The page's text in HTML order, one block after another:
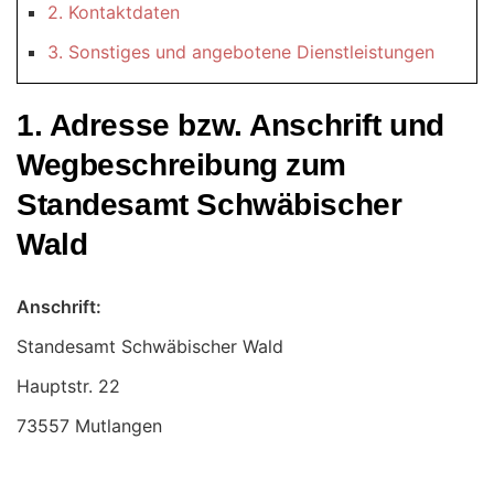
2. Kontaktdaten
3. Sonstiges und angebotene Dienstleistungen
1. Adresse bzw. Anschrift und
Wegbeschreibung zum
Standesamt Schwäbischer
Wald
Anschrift:
Standesamt Schwäbischer Wald
73557 Mutlangen